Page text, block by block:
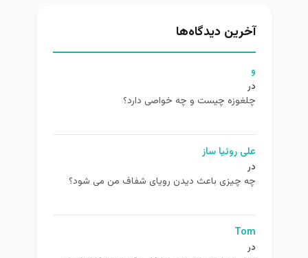
آخرین دیدگاه‌ها
و
در
چلغوزه چیست و چه خواصی دارد؟
علی روئیا ساز
در
چه چیزی باعث دیدن رویای شفاف من می شود؟
Tom
در